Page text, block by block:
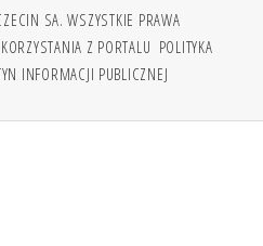
SA. WSZYSTKIE PRAWA
Z PORTALU POLITYKA
INFORMACJI PUBLICZNEJ